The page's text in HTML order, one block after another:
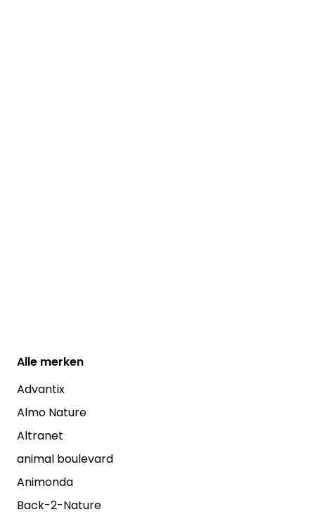
Alle merken
Advantix
Almo Nature
Altranet
animal boulevard
Animonda
Back-2-Nature